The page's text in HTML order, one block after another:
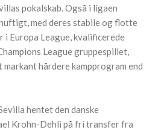
pokalskab. Også i ligaen
med deres stabile og flotte
i Europa League, kvalificerede
League gruppespillet,
hårdere kampprogram end
hentet den danske
Krohn-Dehli på fri transfer fra